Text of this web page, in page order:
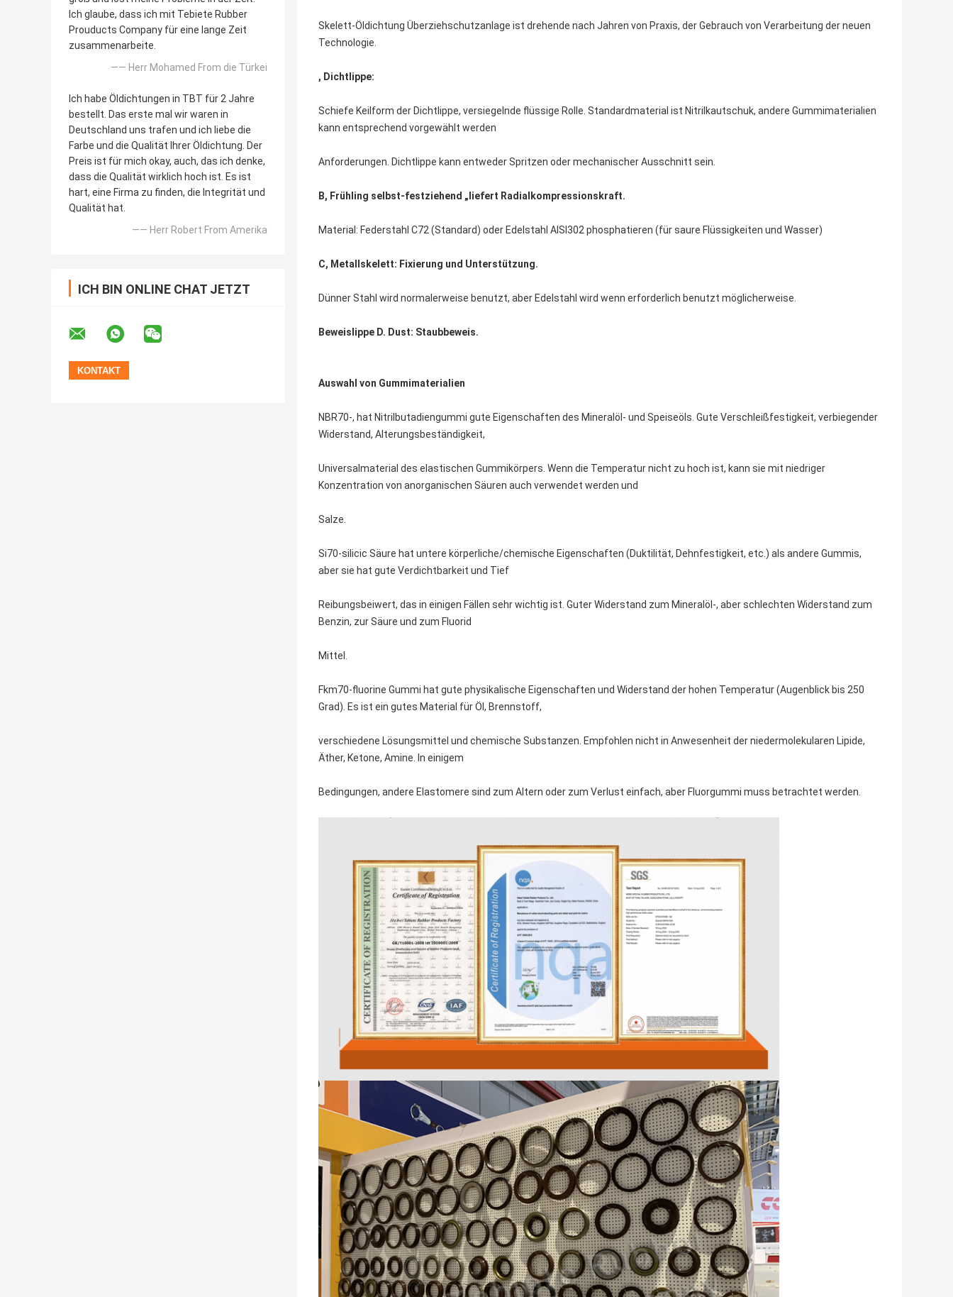
Ich glaube, dass ich mit Tebiete Rubber
Prouducts Company für eine lange Zeit
zusammenarbeite.
—— Herr Mohamed From die Türkei
Ich habe Öldichtungen in TBT für 2 Jahre
bestellt. Das erste mal wir waren in
Deutschland uns trafen und ich liebe die
Farbe und die Qualität Ihrer Öldichtung. Der
Preis ist für mich okay, auch, das ich denke,
dass die Qualität wirklich hoch ist. Es ist
hart, eine Firma zu finden, die Integrität und
Qualität hat.
—— Herr Robert From Amerika
ICH BIN ONLINE CHAT JETZT
Skelett-Öldichtung Überziehschutzanlage ist drehende nach Jahren von Praxis, der Gebrauch von Verarbeitung der neuen
Technologie.
, Dichtlippe:
Schiefe Keilform der Dichtlippe, versiegelnde flüssige Rolle. Standardmaterial ist Nitrilkautschuk, andere Gummimaterialien
kann entsprechend vorgewählt werden
Anforderungen. Dichtlippe kann entweder Spritzen oder mechanischer Ausschnitt sein.
B, Frühling selbst-festziehend „liefert Radialkompressionskraft.
Material: Federstahl C72 (Standard) oder Edelstahl AISI302 phosphatieren (für saure Flüssigkeiten und Wasser)
C, Metallskelett: Fixierung und Unterstützung.
Dünner Stahl wird normalerweise benutzt, aber Edelstahl wird wenn erforderlich benutzt möglicherweise.
Beweislippe D. Dust: Staubbeweis.
Auswahl von Gummimaterialien
NBR70-, hat Nitrilbutadiengummi gute Eigenschaften des Mineralöl- und Speiseöls. Gute Verschleißfestigkeit, verbiegender
Widerstand, Alterungsbeständigkeit,
Universalmaterial des elastischen Gummikörpers. Wenn die Temperatur nicht zu hoch ist, kann sie mit niedriger
Konzentration von anorganischen Säuren auch verwendet werden und
Salze.
Si70-silicic Säure hat untere körperliche/chemische Eigenschaften (Duktilität, Dehnfestigkeit, etc.) als andere Gummis,
aber sie hat gute Verdichtbarkeit und Tief
Reibungsbeiwert, das in einigen Fällen sehr wichtig ist. Guter Widerstand zum Mineralöl-, aber schlechten Widerstand zum
Benzin, zur Säure und zum Fluorid
Mittel.
Fkm70-fluorine Gummi hat gute physikalische Eigenschaften und Widerstand der hohen Temperatur (Augenblick bis 250
Grad). Es ist ein gutes Material für Öl, Brennstoff,
verschiedene Lösungsmittel und chemische Substanzen. Empfohlen nicht in Anwesenheit der niedermolekularen Lipide,
Äther, Ketone, Amine. In einigem
Bedingungen, andere Elastomere sind zum Altern oder zum Verlust einfach, aber Fluorgummi muss betrachtet werden.